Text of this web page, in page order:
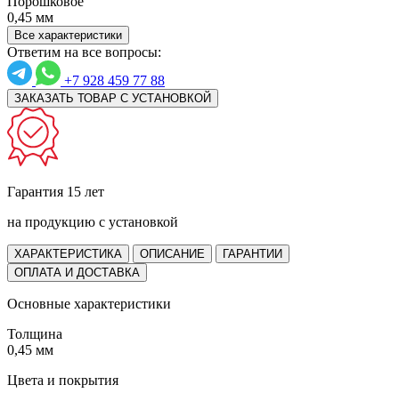
0,45 мм
Все характеристики
Ответим на все вопросы:
+7 928 459 77 88
ЗАКАЗАТЬ ТОВАР С УСТАНОВКОЙ
Гарантия 15 лет
на продукцию с установкой
ХАРАКТЕРИСТИКА ОПИСАНИЕ
ГАРАНТИИ
ОПЛАТА И ДОСТАВКА
Основные характеристики
Толщина
0,45 мм
Цвета и покрытия